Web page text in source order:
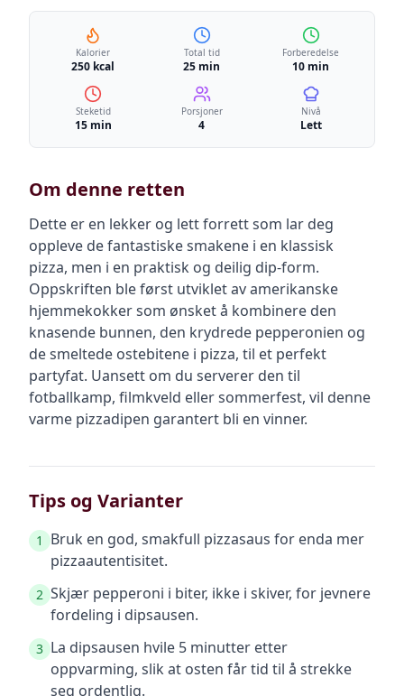
Kalorier
250 kcal
Total tid
25 min
Forberedelse
10 min
Steketid
15 min
Porsjoner
4
Nivå
Lett
Om denne retten
Dette er en lekker og lett forrett som lar deg
oppleve de fantastiske smakene i en klassisk
pizza, men i en praktisk og deilig dip-form.
Oppskriften ble først utviklet av amerikanske
hjemmekokker som ønsket å kombinere den
knasende bunnen, den krydrede pepperonien og
de smeltede ostebitene i pizza, til et perfekt
partyfat. Uansett om du serverer den til
fotballkamp, filmkveld eller sommerfest, vil denne
varme pizzadipen garantert bli en vinner.
Tips og Varianter
1
Bruk en god, smakfull pizzasaus for enda mer
pizzaautentisitet.
2 Skjær pepperoni i biter, ikke i skiver, for jevnere
fordeling i dipsausen.
3 La dipsausen hvile 5 minutter etter
oppvarming, slik at osten får tid til å strekke
seg ordentlig.